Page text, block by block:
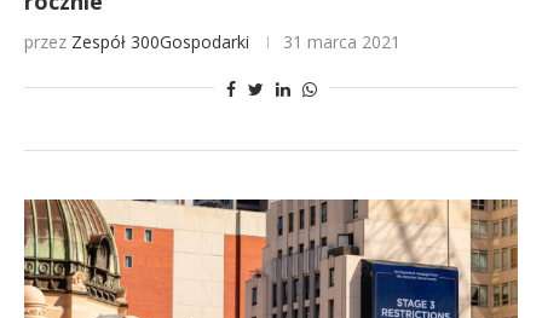
przez Zespół 300Gospodarki 31 marca 2021